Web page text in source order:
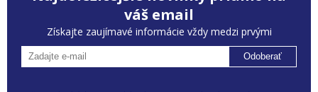
váš email
Získajte zaujímavé informácie vždy medzi prvými
Odoberať